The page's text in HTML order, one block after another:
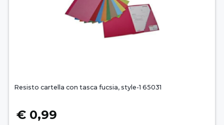
Resisto cartella con tasca fucsia, style-1 65031
€ 0,99